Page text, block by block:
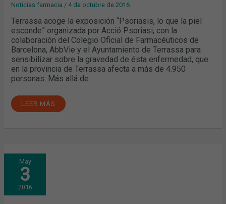
Noticias farmacia / 4 de octubre de 2016
Terrassa acoge la exposición “Psoriasis, lo que la piel
esconde” organizada por Acció Psoriasi, con la
colaboración del Colegio Oficial de Farmacéuticos de
Barcelona, AbbVie y el Ayuntamiento de Terrassa para
sensibilizar sobre la gravedad de ésta enfermedad, que
en la provincia de Terrassa afecta a más de 4.950
personas. Más allá de
LEER MÁS
May
3
2016
5
DE
MAYO:
JORNADA
SOBRE
PSORIASIS
Y